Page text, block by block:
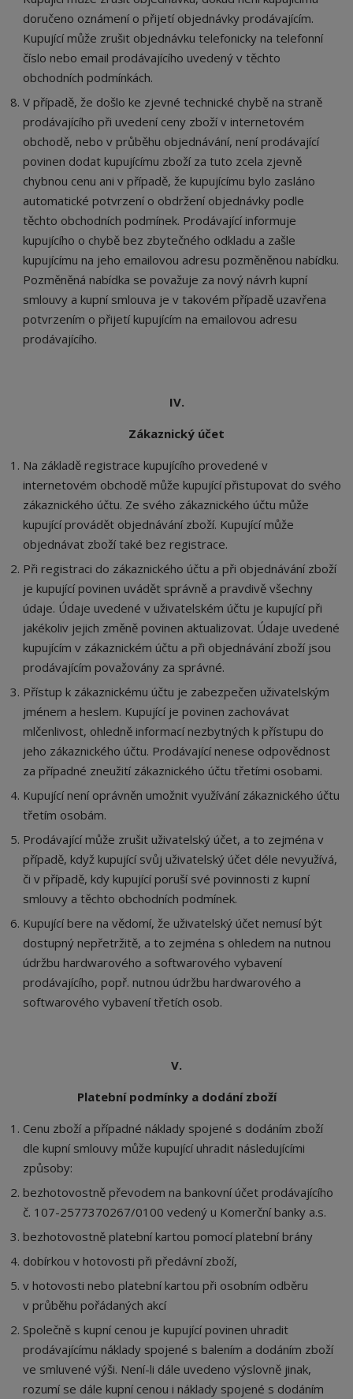
doručeno oznámení o přijetí objednávky prodávajícím.
Kupující může zrušit objednávku telefonicky na telefonní
číslo nebo email prodávajícího uvedený v těchto
obchodních podmínkách.
V případě, že došlo ke zjevné technické chybě na straně
prodávajícího při uvedení ceny zboží v internetovém
obchodě, nebo v průběhu objednávání, není prodávající
povinen dodat kupujícímu zboží za tuto zcela zjevně
chybnou cenu ani v případě, že kupujícímu bylo zasláno
automatické potvrzení o obdržení objednávky podle
těchto obchodních podmínek. Prodávající informuje
kupujícího o chybě bez zbytečného odkladu a zašle
kupujícímu na jeho emailovou adresu pozměněnou nabídku.
Pozměněná nabídka se považuje za nový návrh kupní
smlouvy a kupní smlouva je v takovém případě uzavřena
potvrzením o přijetí kupujícím na emailovou adresu
prodávajícího.
IV.
Zákaznický účet
Na základě registrace kupujícího provedené v
internetovém obchodě může kupující přistupovat do svého
zákaznického účtu. Ze svého zákaznického účtu může
kupující provádět objednávání zboží. Kupující může
objednávat zboží také bez registrace.
Při registraci do zákaznického účtu a při objednávání zboží
je kupující povinen uvádět správně a pravdivě všechny
údaje. Údaje uvedené v uživatelském účtu je kupující při
jakékoliv jejich změně povinen aktualizovat. Údaje uvedené
kupujícím v zákaznickém účtu a při objednávání zboží jsou
prodávajícím považovány za správné.
Přístup k zákaznickému účtu je zabezpečen uživatelským
jménem a heslem. Kupující je povinen zachovávat
mlčenlivost, ohledně informací nezbytných k přístupu do
jeho zákaznického účtu. Prodávající nenese odpovědnost
za případné zneužití zákaznického účtu třetími osobami.
Kupující není oprávněn umožnit využívání zákaznického účtu
třetím osobám.
Prodávající může zrušit uživatelský účet, a to zejména v
případě, když kupující svůj uživatelský účet déle nevyužívá,
či v případě, kdy kupující poruší své povinnosti z kupní
smlouvy a těchto obchodních podmínek.
Kupující bere na vědomí, že uživatelský účet nemusí být
dostupný nepřetržitě, a to zejména s ohledem na nutnou
údržbu hardwarového a softwarového vybavení
prodávajícího, popř. nutnou údržbu hardwarového a
softwarového vybavení třetích osob.
V.
Platební podmínky a dodání zboží
Cenu zboží a případné náklady spojené s dodáním zboží
dle kupní smlouvy může kupující uhradit následujícími
způsoby:
bezhotovostně převodem na bankovní účet prodávajícího
č. 107-2577370267/0100 vedený u Komerční banky a.s.
bezhotovostně platební kartou pomocí platební brány
dobírkou v hotovosti při předávní zboží,
v hotovosti nebo platební kartou při osobním odběru
v průběhu pořádaných akcí
Společně s kupní cenou je kupující povinen uhradit
prodávajícímu náklady spojené s balením a dodáním zboží
ve smluvené výši. Není-li dále uvedeno výslovně jinak,
rozumí se dále kupní cenou i náklady spojené s dodáním